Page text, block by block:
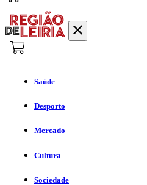
Saúde
Desporto
Mercado
Cultura
Sociedade